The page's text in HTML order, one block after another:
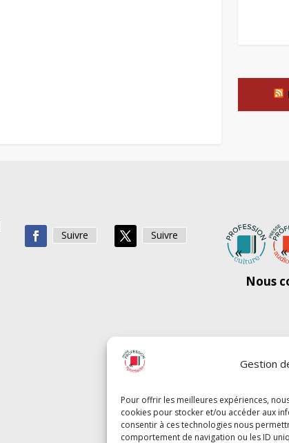
Gestion
Pour offrir les meilleures expériences,
cookies pour stocker et/ou accéder aux
consentir à ces technologies nous
comportement de navigation ou les ID
Suivre Suivre
Nous